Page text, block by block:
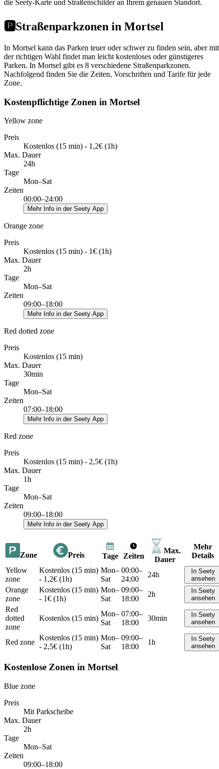
die Seety-Karte und Straßenschilder an Ihrem genauen Standort.
🅿️Straßenparkzonen in Mortsel
In Mortsel kann das Parken teuer oder schwer zu finden sein, aber mit
der richtigen Wahl findet man leicht kostenloses oder günstigeres
Parken. In Mortsel gibt es 8 verschiedene Straßenparkzonen.
Nachfolgend finden Sie die Zeiten, Vorschriften und Tarife für jede
Zone.
Kostenpflichtige Zonen in Mortsel
Yellow zone
Preis
Kostenlos (15 min) - 1,2€ (1h)
Max. Dauer
24h
Tage
Mon–Sat
Zeiten
00:00–24:00
Mehr Info in der Seety App
Orange zone
Preis
Kostenlos (15 min) - 1€ (1h)
Max. Dauer
2h
Tage
Mon–Sat
Zeiten
09:00–18:00
Mehr Info in der Seety App
Red dotted zone
Preis
Kostenlos (15 min)
Max. Dauer
30min
Tage
Mon–Sat
Zeiten
07:00–18:00
Mehr Info in der Seety App
Red zone
Preis
Kostenlos (15 min) - 2,5€ (1h)
Max. Dauer
1h
Tage
Mon–Sat
Zeiten
09:00–18:00
Mehr Info in der Seety App
Zone Preis Tage Zeiten
Max.
Dauer
Mehr
Details
Yellow
zone
Kostenlos (15 min)
- 1,2€ (1h)
Mon–
Sat
00:00–
24:00
24h
In Seety
ansehen
Orange
zone
Kostenlos (15 min)
- 1€ (1h)
Mon–
Sat
09:00–
18:00
2h
In Seety
ansehen
Red
dotted
zone
Kostenlos (15 min)
Mon–
Sat
07:00–
18:00
30min
In Seety
ansehen
Red zone
Kostenlos (15 min)
- 2,5€ (1h)
Mon–
Sat
09:00–
18:00
1h
In Seety
ansehen
Kostenlose Zonen in Mortsel
Blue zone
Preis
Mit Parkscheibe
Max. Dauer
2h
Tage
Mon–Sat
Zeiten
09:00–18:00